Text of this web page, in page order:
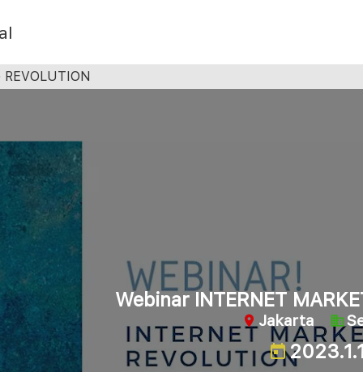
Webinar INTERNET
Jakarta